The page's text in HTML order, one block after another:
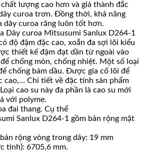
lượng cao hơn và giá thành đắc
curoa trơn. Đồng thời, khả năng
dây curoa răng luôn tốt hơn.
Dây curoa Mitsusumi Sanlux D264-1
độ đậm đặc cao, xoắn đa sợi lõi kiểu
thiết kế đậm đạt dần từ ngoài vào
chống mòn, chống nhiệt. Một số loại
chống bám dầu. Được gia cố lõi để
cao,… Chi tiết về đặc tính sản phẩm
cao su này đa phần là cao su mới
với polyme.
đai thang. Cụ thể
Sanlux D264-1 gồm bản rộng mặt
rộng vòng trong dây: 19 mm
tính): 6705,6 mm.